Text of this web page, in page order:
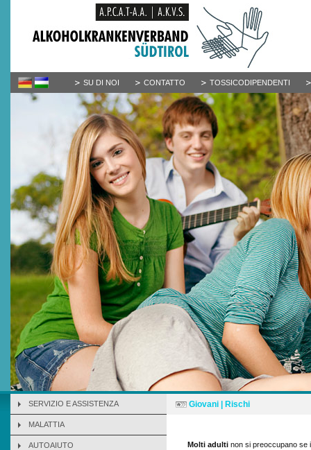
SU DI NOI CONTATTO TOSSICODIPENDENTI
Giovani | Rischi
SERVIZIO E ASSISTENZA
MALATTIA
AUTOAIUTO Molti adulti non si preoccupano se